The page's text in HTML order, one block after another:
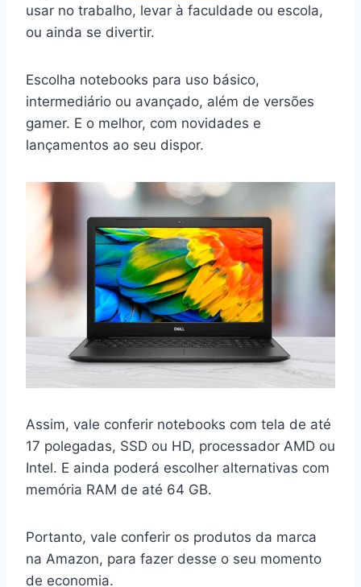
usar no trabalho, levar à faculdade ou escola,
ou ainda se divertir.
Escolha notebooks para uso básico,
intermediário ou avançado, além de versões
gamer. E o melhor, com novidades e
lançamentos ao seu dispor.
Assim, vale conferir notebooks com tela de até
17 polegadas, SSD ou HD, processador AMD ou
Intel. E ainda poderá escolher alternativas com
memória RAM de até 64 GB.
Portanto, vale conferir os produtos da marca
na Amazon, para fazer desse o seu momento
de economia.